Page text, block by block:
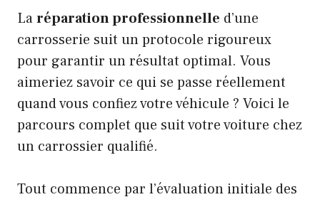
Laréparation professionnelle d’une
carrosserie suit un protocole rigoureux
pour garantir un résultat optimal. Vous
aimeriez savoir ce qui se passe réellement
quand vous confiez votre véhicule ? Voici le
parcours complet que suit votre voiture chez
un carrossier qualifié.
Tout commence par l’évaluation initiale des